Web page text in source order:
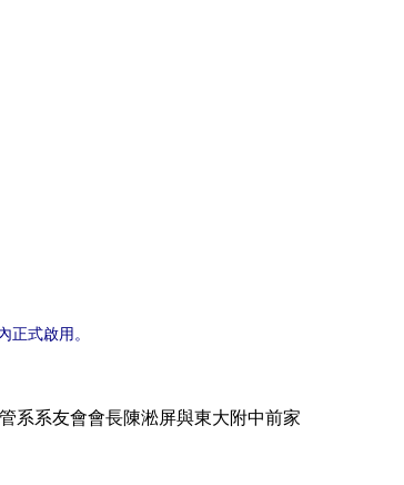
式啟用。
系系友會會長陳淞屏與東大附中前家